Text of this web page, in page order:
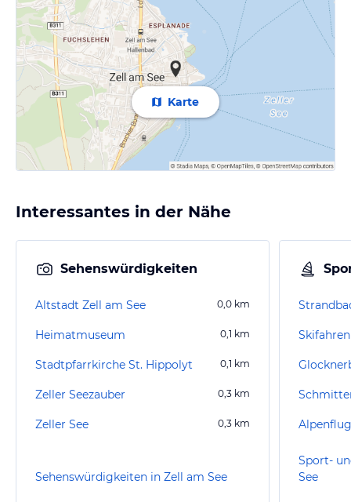
Karte
Interessantes in der Nähe
Sehenswürdigkeiten
Altstadt Zell am See 0,0 km
Heimatmuseum 0,1 km
Stadtpfarrkirche St. Hippolyt 0,1 km
Zeller Seezauber 0,3 km
Zeller See 0,3 km
Sehenswürdigkeiten in Zell am See
Skifahren
Alpenflug
Sport-
See